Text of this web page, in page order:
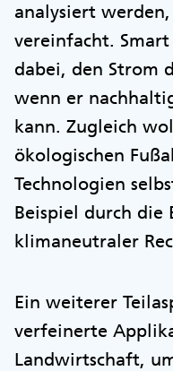
analysiert werden,
vereinfacht.
dabei, den Strom
wenn er
kann. Zugleich
ökologischen
Technologien
Beispiel durch die
klimaneutraler
Ein weiterer
verfeinerte
Landwirtschaft,